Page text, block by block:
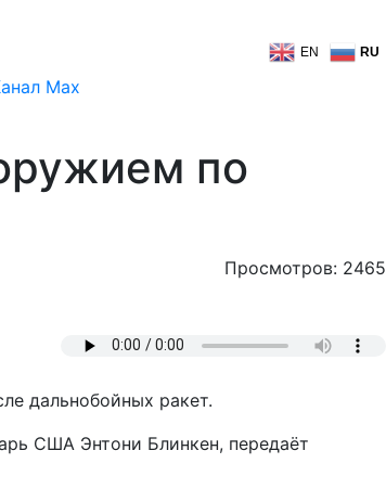
EN RU
по
Просмотров: 2465
дальнобойных ракет.
США Энтони Блинкен, передаёт